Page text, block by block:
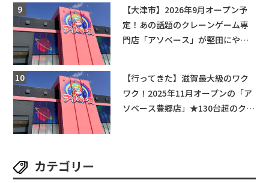
【大津市】2026年9月オープン予
定！あの話題のクレーンゲーム専
門店「アソベース」が堅田にやっ
【行ってきた】滋賀最大級のワク
ワク！2025年11月オープンの「ア
ソベース豊郷店」★130台超のクレ
カテゴリー